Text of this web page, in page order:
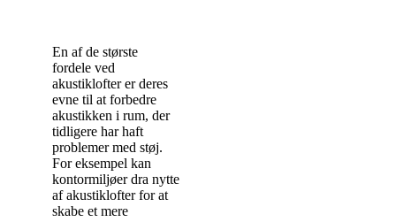
En af de største
fordele ved
akustiklofter er deres
evne til at forbedre
akustikken i rum, der
tidligere har haft
problemer med støj.
For eksempel kan
kontormiljøer dra nytte
af akustiklofter for at
skabe et mere